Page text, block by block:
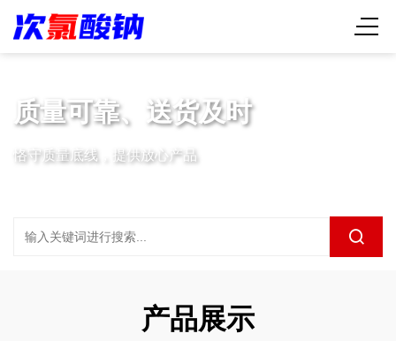
质量可靠、送货及时
恪守质量底线，提供放心产品
产品展示